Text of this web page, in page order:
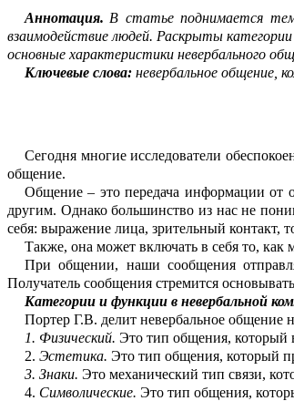
Аннотация. В статье поднимается
взаимодействие людей. Раскрыты категории
основные характеристики невербального
Ключевые слова:невербальное общение,
Сегодня многие исследователи обеспо
общение.
Общение– это передача информации от
другим. Однако большинство из нас не
себя: выражение лица, зрительный контакт,
Также, она может включать в себя то,
При общении, наши сообщения отправ
Получатель сообщения стремится
Категории и функции в невербальной
Портер Г.В. делит невербальное общение
1. Физический. Это тип общения, который
2. Эстетика. Это тип общения, который
3. Знаки. Это механический тип связи,
4. Символические. Это тип общения, ко